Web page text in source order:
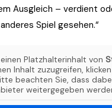
Ausgleich – verdient
Spiel gesehen.“
Platzhalterinhalt von
Inhalt zuzugreifen,
beachten Sie, dass
weitergegeben